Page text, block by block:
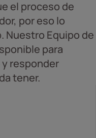
el proceso de
por eso lo
Nuestro Equipo de
para
responder
tener.